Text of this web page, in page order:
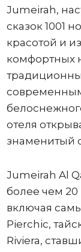
Jumeirah,
сказок 1001
красотой и
комфортных
отеля
знаменитый
Jumeirah Al
более чем 20
включая
Pierchic,
Riviera,